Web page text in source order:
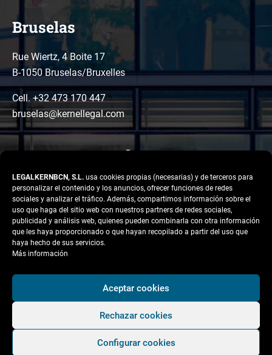
LEGALKERNBCN, S.L. usa cookies propias (necesarias) y de terceros para
personalizar el contenido y los anuncios, ofrecer funciones de redes
sociales y analizar el tráfico. Además, compartimos información sobre el
uso que haga del sitio web con nuestros partners de redes sociales,
publicidad y análisis web, quienes pueden combinarla con otra información
que les haya proporcionado o que hayan recopilado a partir del uso que
haya hecho de sus servicios.
Más información
Aceptar cookies
Rechazar cookies
Configurar cookies
Bruselas
Rue Wiertz, 4 Boite 17
B-1050 Bruselas/Bruxelles
Cell. +32 473 170 447
bruselas@kernellegal.com
LinkedIn
Instagram
Facebook
Copyright © 2026 Kernel
Política de Privacidad
Política de cookies
Condiciones Generales
de Contratación